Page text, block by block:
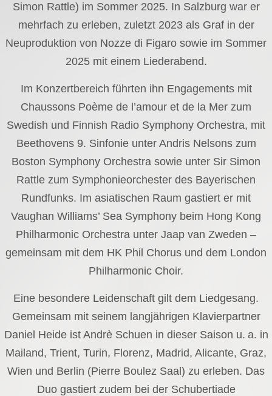
Simon Rattle) im Sommer 2025. In Salzburg war er
mehrfach zu erleben, zuletzt 2023 als Graf in der
Neuproduktion von Nozze di Figaro sowie im Sommer
2025 mit einem Liederabend.
Im Konzertbereich führten ihn Engagements mit
Chaussons Poème de l’amour et de la Mer zum
Swedish und Finnish Radio Symphony Orchestra, mit
Beethovens 9. Sinfonie unter Andris Nelsons zum
Boston Symphony Orchestra sowie unter Sir Simon
Rattle zum Symphonieorchester des Bayerischen
Rundfunks. Im asiatischen Raum gastiert er mit
Vaughan Williams’ Sea Symphony beim Hong Kong
Philharmonic Orchestra unter Jaap van Zweden –
gemeinsam mit dem HK Phil Chorus und dem London
Philharmonic Choir.
Eine besondere Leidenschaft gilt dem Liedgesang.
Gemeinsam mit seinem langjährigen Klavierpartner
Daniel Heide ist Andrè Schuen in dieser Saison u. a. in
Mailand, Trient, Turin, Florenz, Madrid, Alicante, Graz,
Wien und Berlin (Pierre Boulez Saal) zu erleben. Das
Duo gastiert zudem bei der Schubertiade